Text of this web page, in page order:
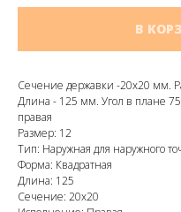
В
Сечение державки -20х20 мм.
Длина - 125 мм. Угол в плане 75
правая
Размер: 12
Тип: Наружная для наружного
Форма: Квадратная
Длина: 125
Сечение: 20х20